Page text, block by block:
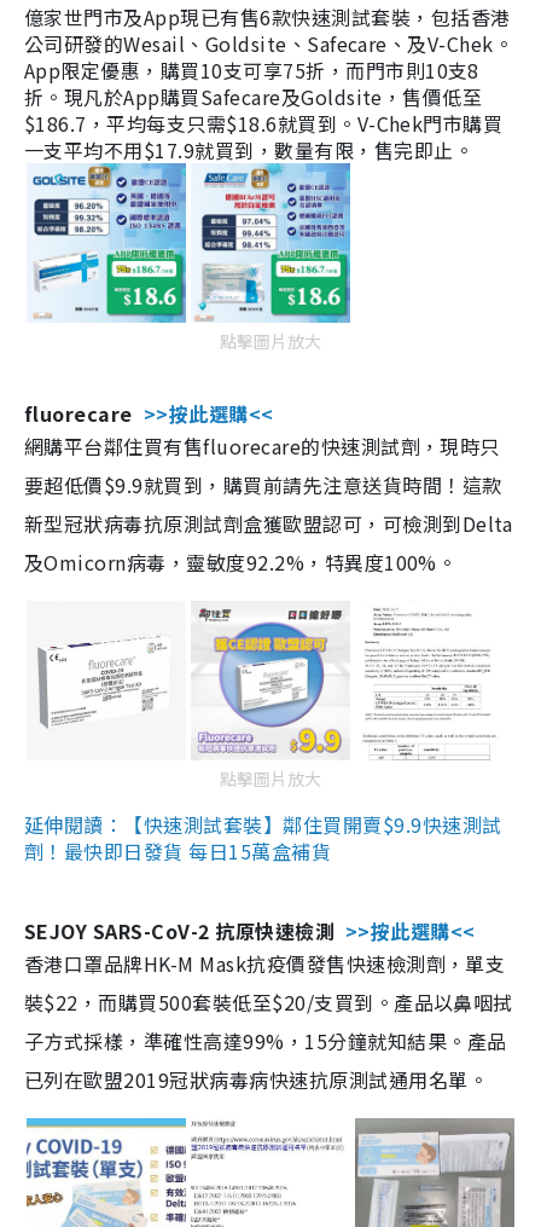
億家世門市及App現已有售6款快速測試套裝，包括香港
公司研發的Wesail、Goldsite、Safecare、及V-Chek。
App限定優惠，購買10支可享75折，而門市則10支8
折。現凡於App購買Safecare及Goldsite，售價低至
$186.7，平均每支只需$18.6就買到。V-Chek門市購買
一支平均不用$17.9就買到，數量有限，售完即止。
點擊圖片放大
fluorecare >>按此選購<<
網購平台鄰住買有售fluorecare的快速測試劑，現時只
要超低價$9.9就買到，購買前請先注意送貨時間！這款
新型冠狀病毒抗原測試劑盒獲歐盟認可，可檢測到Delta
及Omicorn病毒，靈敏度92.2%，特異度100%。
點擊圖片放大
延伸閱讀：【快速測試套裝】鄰住買開賣$9.9快速測試
劑！最快即日發貨 每日15萬盒補貨
SEJOY SARS-CoV-2 抗原快速檢測 >>按此選購<<
香港口罩品牌HK-M Mask抗疫價發售快速檢測劑，單支
裝$22，而購買500套裝低至$20/支買到。產品以鼻咽拭
子方式採樣，準確性高達99%，15分鐘就知結果。產品
已列在歐盟2019冠狀病毒病快速抗原測試通用名單。